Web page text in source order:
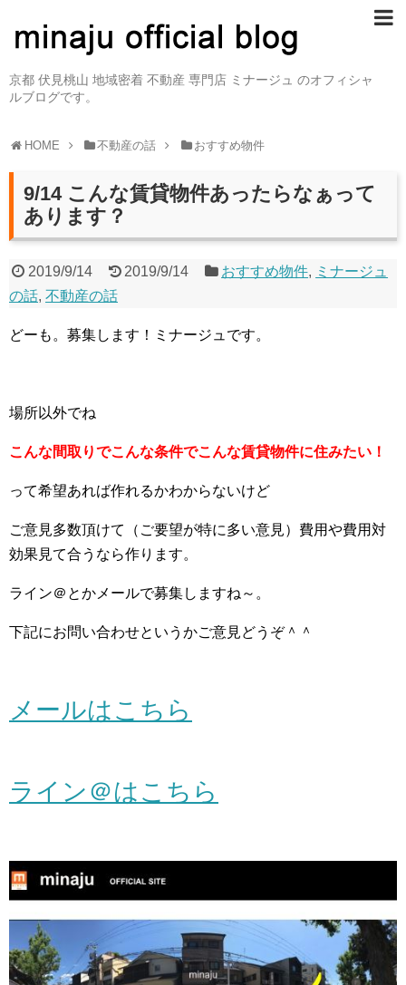
京都 伏見桃山 地域密着 不動産 専門店 ミナージュ のオフィシャ
ルブログです。
HOME 不動産の話 おすすめ物件
9/14 こんな賃貸物件あったらなぁって
あります？
2019/9/14 2019/9/14 おすすめ物件, ミナージュ
の話, 不動産の話
どーも。募集します！ミナージュです。
場所以外でね
こんな間取りでこんな条件でこんな賃貸物件に住みたい！
って希望あれば作れるかわからないけど
ご意見多数頂けて（ご要望が特に多い意見）費用や費用対
効果見て合うなら作ります。
ライン＠とかメールで募集しますね～。
下記にお問い合わせというかご意見どうぞ＾＾
メールはこちら
ライン＠はこちら